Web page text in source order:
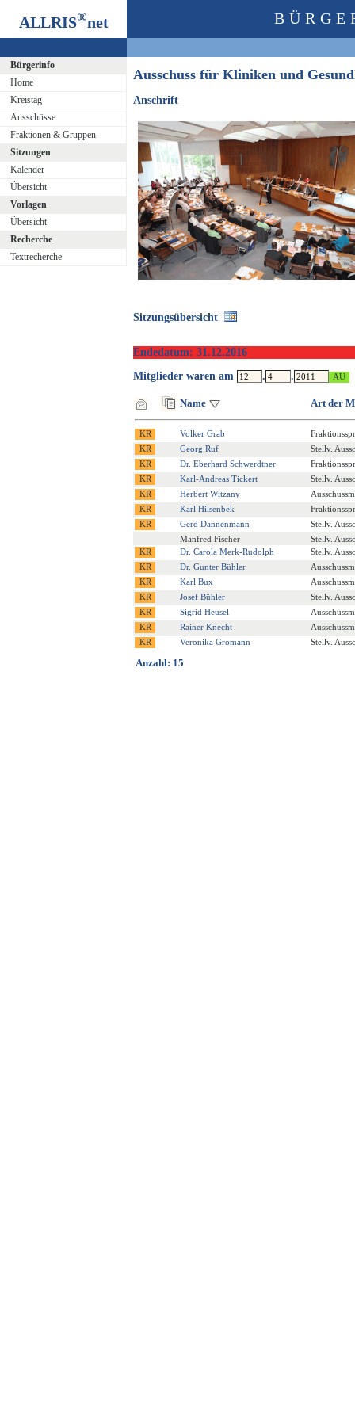
ALLRIS®net
Bürgerinfo
Home
Kreistag
Ausschüsse
Fraktionen & Gruppen
Sitzungen
Kalender
Übersicht
Vorlagen
Übersicht
Recherche
Textrecherche
Ausschuss für Kliniken und
Anschrift
Sitzungsübersicht
Endedatum: 31.12.2016
Mitglieder waren am
. .
Name Art der
Volker Grab
Georg Ruf
Stellv.
Dr. Eberhard Schwerdtner
Karl-Andreas Tickert
Stellv.
Herbert Witzany
Karl Hilsenbek
Gerd Dannenmann
Stellv.
Manfred Fischer
Stellv.
Dr. Carola Merk-Rudolph
Stellv.
Dr. Gunter Bühler
Karl Bux
Josef Bühler
Stellv.
Sigrid Heusel
Rainer Knecht
Veronika Gromann
Stellv.
Anzahl: 15